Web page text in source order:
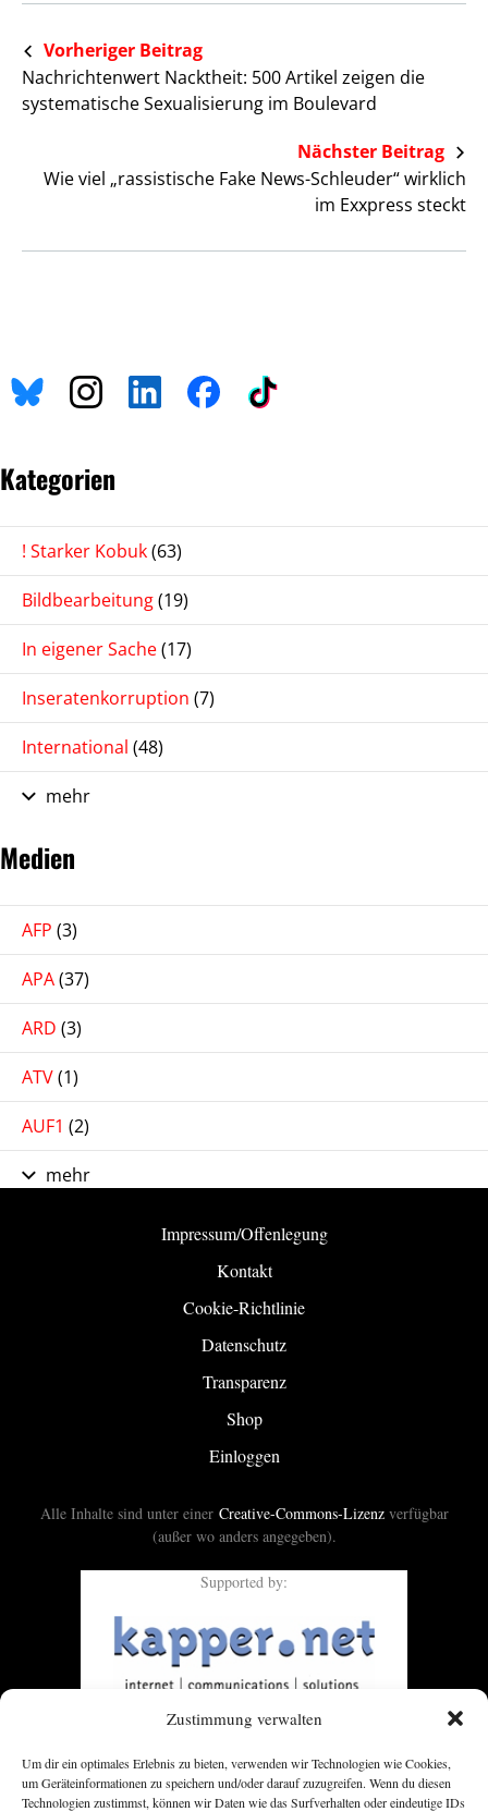
Zustimmung verwalten
Um dir ein optimales Erlebnis zu bieten, verwenden wir Technologien wie Cookies,
um Geräteinformationen zu speichern und/oder darauf zuzugreifen. Wenn du diesen
Technologien zustimmst, können wir Daten wie das Surfverhalten oder eindeutige IDs
Vorheriger Beitrag
Nachrichtenwert Nacktheit: 500 Artikel zeigen die
systematische Sexualisierung im Boulevard
Nächster Beitrag
Wie viel „rassistische Fake News-Schleuder“ wirklich
im Exxpress steckt
Kategorien
! Starker Kobuk(63)
Bildbearbeitung(19)
In eigener Sache(17)
Inseratenkorruption (7)
International (48)
mehr
Medien
AFP (3)
APA(37)
ARD (3)
ATV(1)
AUF1 (2)
mehr
Impressum/Offenlegung
Kontakt
Cookie-Richtlinie
Datenschutz
Transparenz
Shop
Einloggen
Alle Inhalte sind unter einer Creative-Commons-Lizenzverfügbar
(außer wo anders angegeben).
Supported by: